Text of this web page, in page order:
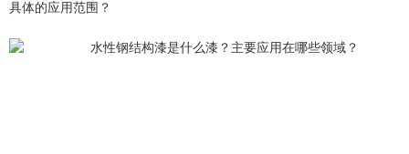
具体的应用范围？